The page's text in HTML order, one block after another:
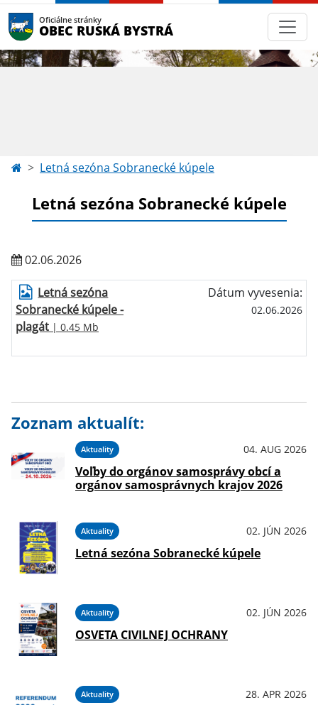
Oficiálne stránky
OBEC RUSKÁ BYSTRÁ
Letná sezóna Sobranecké kúpele
Letná sezóna Sobranecké kúpele
02.06.2026
Letná sezóna
Sobranecké kúpele -
plagát | 0.45 Mb
Dátum vyvesenia:
02.06.2026
Zoznam aktualít:
Aktuality 04. AUG 2026
Voľby do orgánov samosprávy obcí a
orgánov samosprávnych krajov 2026
Aktuality 02. JÚN 2026
Letná sezóna Sobranecké kúpele
Aktuality 02. JÚN 2026
OSVETA CIVILNEJ OCHRANY
Aktuality 28. APR 2026